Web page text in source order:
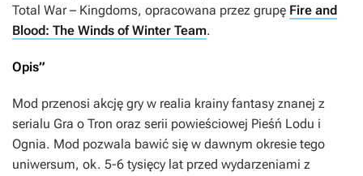
Total War – Kingdoms, opracowana przez grupę Fire and
Blood: The Winds of Winter Team.
Opis”
Mod przenosi akcję gry w realia krainy fantasy znanej z
serialu Gra o Tron oraz serii powieściowej Pieśń Lodu i
Ognia. Mod pozwala bawić się w dawnym okresie tego
uniwersum, ok. 5-6 tysięcy lat przed wydarzeniami z